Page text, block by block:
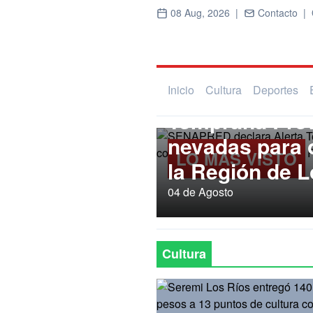
08 Aug, 2026 | Contacto |
Inicio Cultura Deportes
LO MÁS VISTO
SENAPRED
Temprana
nevadas para
la Región de
04 de Agosto
Cultura